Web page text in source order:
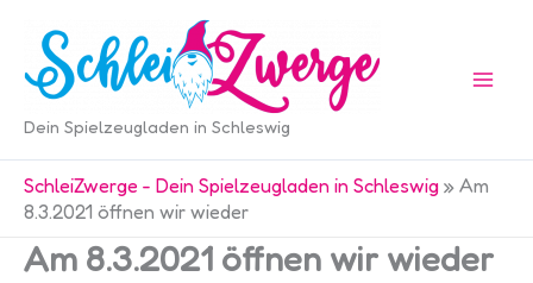
Inhalt
springen
Dein Spielzeugladen in Schleswig
SchleiZwerge - Dein Spielzeugladen in Schleswig » Am
8.3.2021 öffnen wir wieder
Am 8.3.2021 öffnen wir wieder